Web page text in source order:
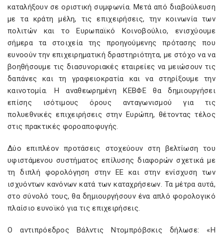
καταλήξουν σε οριστική συμφωνία. Μετά από διαβούλευση
με τα κράτη μέλη, τις επιχειρήσεις, την κοινωνία των
πολιτών και το Ευρωπαϊκό Κοινοβούλιο, ενισχύουμε
σήμερα τα στοιχεία της προηγούμενης πρότασης που
ευνοούν την επιχειρηματική δραστηριότητα, με στόχο να να
βοηθήσουμε τις διασυνοριακές εταιρείες να μειώσουν τις
δαπάνες και τη γραφειοκρατία και να στηρίξουμε την
καινοτομία. Η αναθεωρημένη ΚΕΒΦΕ θα δημιουργήσει
επίσης ισότιμους όρους ανταγωνισμού για τις
πολυεθνικές επιχειρήσεις στην Ευρώπη, θέτοντας τέλος
στις πρακτικές φοροαποφυγής.
Δύο επιπλέον προτάσεις στοχεύουν στη βελτίωση του
υφιστάμενου συστήματος επίλυσης διαφορών σχετικά με
τη διπλή φορολόγηση στην ΕΕ και στην ενίσχυση των
ισχυόντων κανόνων κατά των καταχρήσεων. Τα μέτρα αυτά,
στο σύνολό τους, θα δημιουργήσουν ένα απλό φορολογικό
πλαίσιο ευνοϊκό για τις επιχειρήσεις.
Ο αντιπρόεδρος Βάλντις Ντομπρόβσκις δήλωσε: «Η